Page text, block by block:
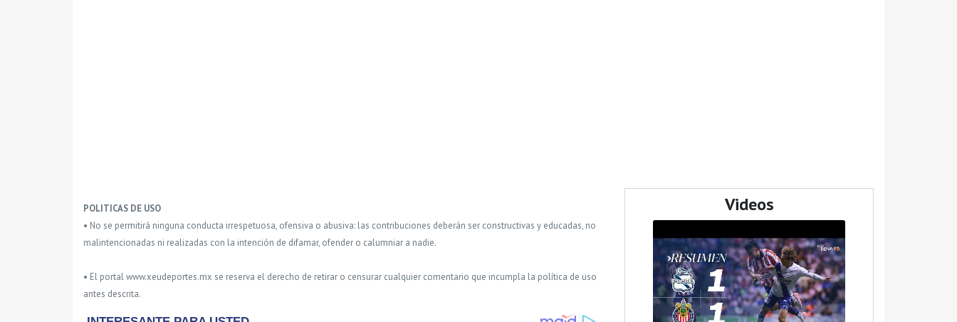
POLITICAS DE USO
• No se permitirá ninguna conducta irrespetuosa, ofensiva o abusiva: las contribuciones deberán ser constructivas y educadas, no
malintencionadas ni realizadas con la intención de difamar, ofender o calumniar a nadie.
• El portal www.xeudeportes.mx se reserva el derecho de retirar o censurar cualquier comentario que incumpla la política de uso
antes descrita.
Videos